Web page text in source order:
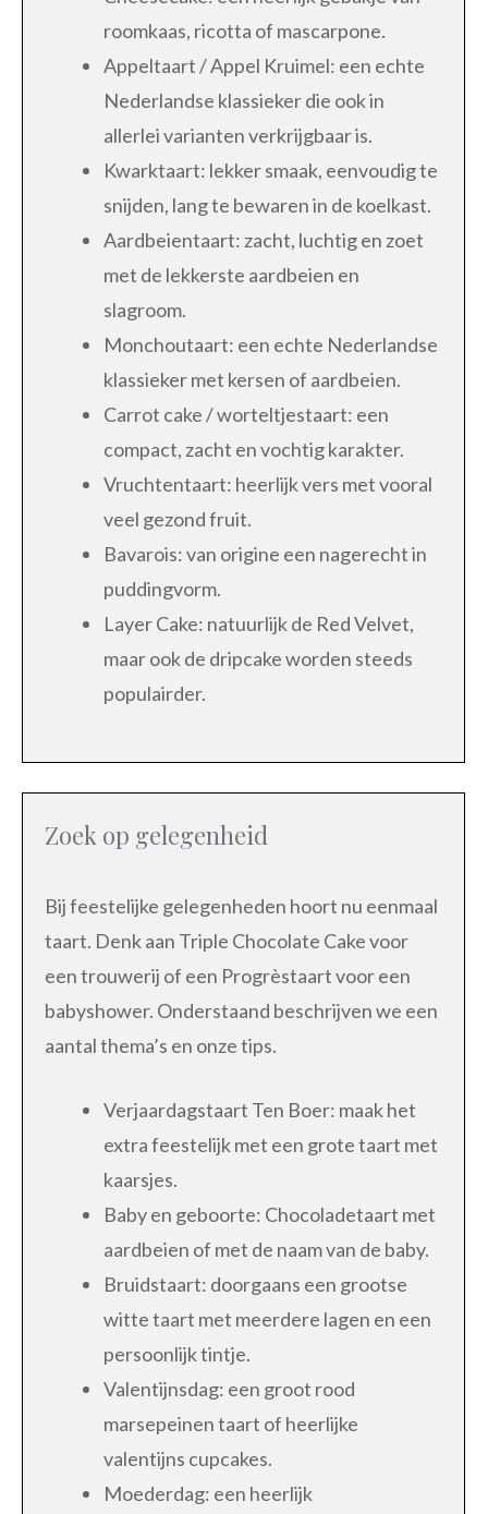
roomkaas, ricotta of mascarpone.
Appeltaart / Appel Kruimel: een echte
Nederlandse klassieker die ook in
allerlei varianten verkrijgbaar is.
Kwarktaart: lekker smaak, eenvoudig te
snijden, lang te bewaren in de koelkast.
Aardbeientaart: zacht, luchtig en zoet
met de lekkerste aardbeien en
slagroom.
Monchoutaart: een echte Nederlandse
klassieker met kersen of aardbeien.
Carrot cake / worteltjestaart: een
compact, zacht en vochtig karakter.
Vruchtentaart: heerlijk vers met vooral
veel gezond fruit.
Bavarois: van origine een nagerecht in
puddingvorm.
Layer Cake: natuurlijk de Red Velvet,
maar ook de dripcake worden steeds
populairder.
Zoek op gelegenheid
Bij feestelijke gelegenheden hoort nu eenmaal
taart. Denk aan Triple Chocolate Cake voor
een trouwerij of een Progrèstaart voor een
babyshower. Onderstaand beschrijven we een
aantal thema’s en onze tips.
Verjaardagstaart Ten Boer: maak het
extra feestelijk met een grote taart met
kaarsjes.
Baby en geboorte: Chocoladetaart met
aardbeien of met de naam van de baby.
Bruidstaart: doorgaans een grootse
witte taart met meerdere lagen en een
persoonlijk tintje.
Valentijnsdag: een groot rood
marsepeinen taart of heerlijke
valentijns cupcakes.
Moederdag: een heerlijk